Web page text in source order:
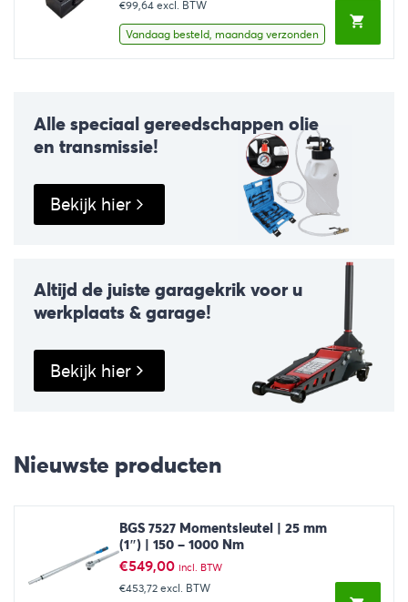
was:
€132,50.€120,57.
€99,64 excl. BTW
Vandaag besteld, maandag verzonden
Alle speciaal gereedschappen olie
en transmissie!
Bekijk hier
Altijd de juiste garagekrik voor u
werkplaats & garage!
Bekijk hier
Nieuwste producten
BGS 7527 Momentsleutel | 25 mm
(1″) | 150 – 1000 Nm
€549,00 incl. BTW
€453,72 excl. BTW